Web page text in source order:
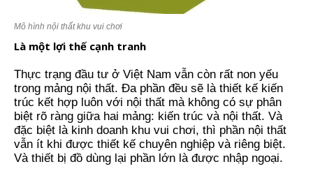
Mô hình nội thất khu vui chơi
Là một lợi thế cạnh tranh
Thực trạng đầu tư ở Việt Nam vẫn còn rất non yếu
trong mảng nội thất. Đa phần đều sẽ là thiết kế kiến
trúc kết hợp luôn với nội thất mà không có sự phân
biệt rõ ràng giữa hai mảng: kiến trúc và nội thất. Và
đặc biệt là kinh doanh khu vui chơi, thì phần nội thất
vẫn ít khi được thiết kế chuyên nghiệp và riêng biệt.
Và thiết bị đồ dùng lại phần lớn là được nhập ngoại.